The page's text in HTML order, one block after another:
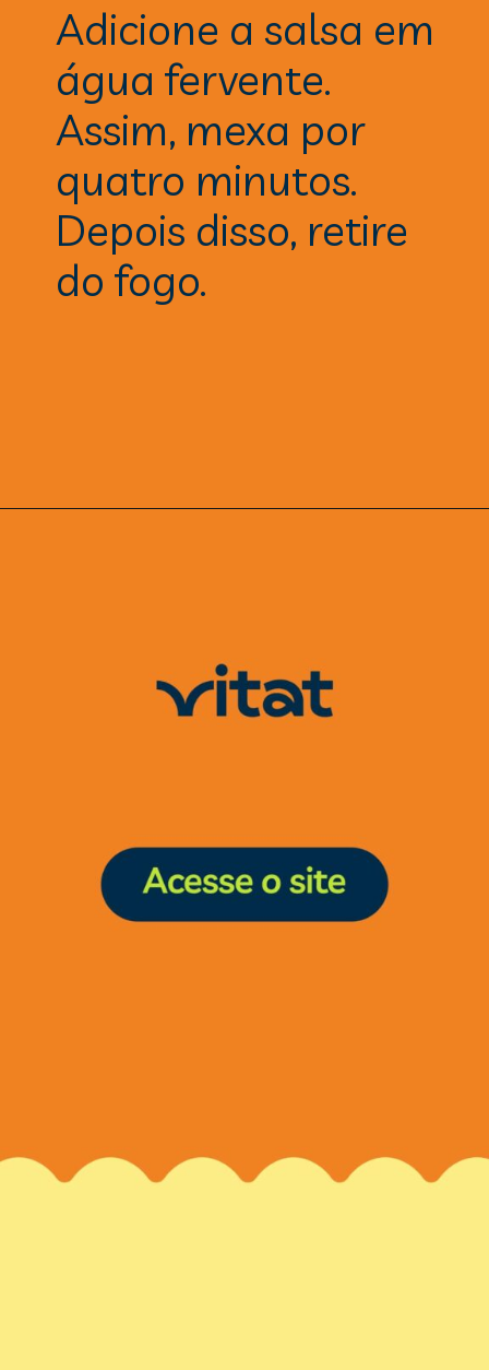
Adicione a salsa em
água fervente.
Assim, mexa por
quatro minutos.
Depois disso, retire
do fogo.